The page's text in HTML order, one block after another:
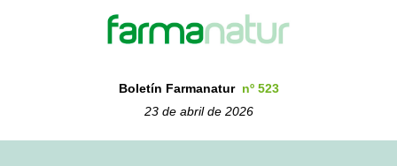
Boletín Farmanatur nº 523
23 de abril de 2026